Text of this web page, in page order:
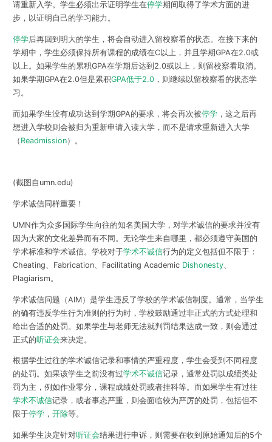
请重新入学。学生必须出示证明学生在停学期间取得了学术方面的进
步，以证明自己的学习能力。
停学后再回到明大的学生，将会自动进入留校察看的状态。在接下来的
学期中，学生必须保持所有课程的成绩在C以上 ，并且 学期GPA在2.0或
以上。如果学生的累积GPA在学期后达到2.0或以上，则留校察看取消。
如果学期GPA在2.0但是累积GPA低于2.0，则继续以留校察看的状态学
习。
而如果学生没有成功达到学期GPA的要求，将会再次被停学，这之后再
想进入学校则会被归为重新申请入读大学，而不是请求重新进入大学
（ Readmission）。
(截图自umn.edu)
学术诚信同样重要！
UMN作为众多国际学生向往的知名美国大学，对学术诚信的要求并没有
因为大家的文化差异而有不同。无论学生来自哪里， 都必须遵守美国的
学术标准和学术诚信。学校对于学术不诚信行为的定义包括但不限于：
Cheating、Fabrication、Facilitating Academic Dishonesty、
Plagiarism 。
学术诚信问题（AIM）是学生违反了学校的学术诚信制度。 通常，当学生
的确有违反学生行为准则的行为时，学校鼓励通过非正式的方式处理和
给出合适的处罚。如果学生与老师无法就判罚结果达成一致，则会通过
正式的听证会来决定。
根据学生过往的学术诚信记录和事情的严重程度，学生会受到不同程度
的处罚。如果该学生之前没有过学术不诚信记录，通常处罚以成绩类处
罚为主 ，例如作业零分，课程成绩处罚或者挂科等。而如果学生有过往
学术不诚信记录，或者事态严重，则会面临较为严厉的处罚 ，包括但不
限于停学， 开除等。
如果学生决定针对听证会结果进行申诉，则需要在收到原始通知后的5个